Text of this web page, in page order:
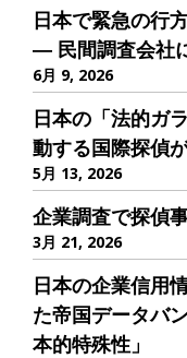
日本で緊急の行
― 民間調査会社
6月 9, 2026
日本の「法的ガ
動する国際探偵
5月 13, 2026
企業調査で探偵
3月 21, 2026
日本の企業信用
た帝国データバ
本的特殊性」